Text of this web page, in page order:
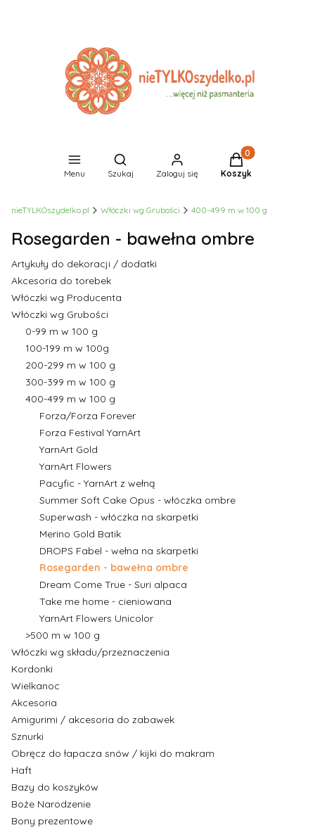
Menu
Otwórz wyszukiwarkę
Szukaj Zaloguj się
Produkty w
Koszyk
nieTYLKOszydelko.pl Włóczki wg Grubości 400-499 m w 100 g
Rosegarden - bawełna ombre
Artykuły do dekoracji / dodatki
Akcesoria do torebek
Włóczki wg Producenta
Włóczki wg Grubości
0-99 m w 100 g
100-199 m w 100g
200-299 m w 100 g
300-399 m w 100 g
400-499 m w 100 g
Forza/Forza Forever
Forza Festival YarnArt
YarnArt Gold
YarnArt Flowers
Pacyfic - YarnArt z wełną
Summer Soft Cake Opus - włóczka ombre
Superwash - włóczka na skarpetki
Merino Gold Batik
DROPS Fabel - wełna na skarpetki
Rosegarden - bawełna ombre
Dream Come True - Suri alpaca
Take me home - cieniowana
YarnArt Flowers Unicolor
>500 m w 100 g
Włóczki wg składu/przeznaczenia
Kordonki
Wielkanoc
Akcesoria
Amigurimi / akcesoria do zabawek
Sznurki
Obręcz do łapacza snów / kijki do makram
Haft
Bazy do koszyków
Boże Narodzenie
Bony prezentowe